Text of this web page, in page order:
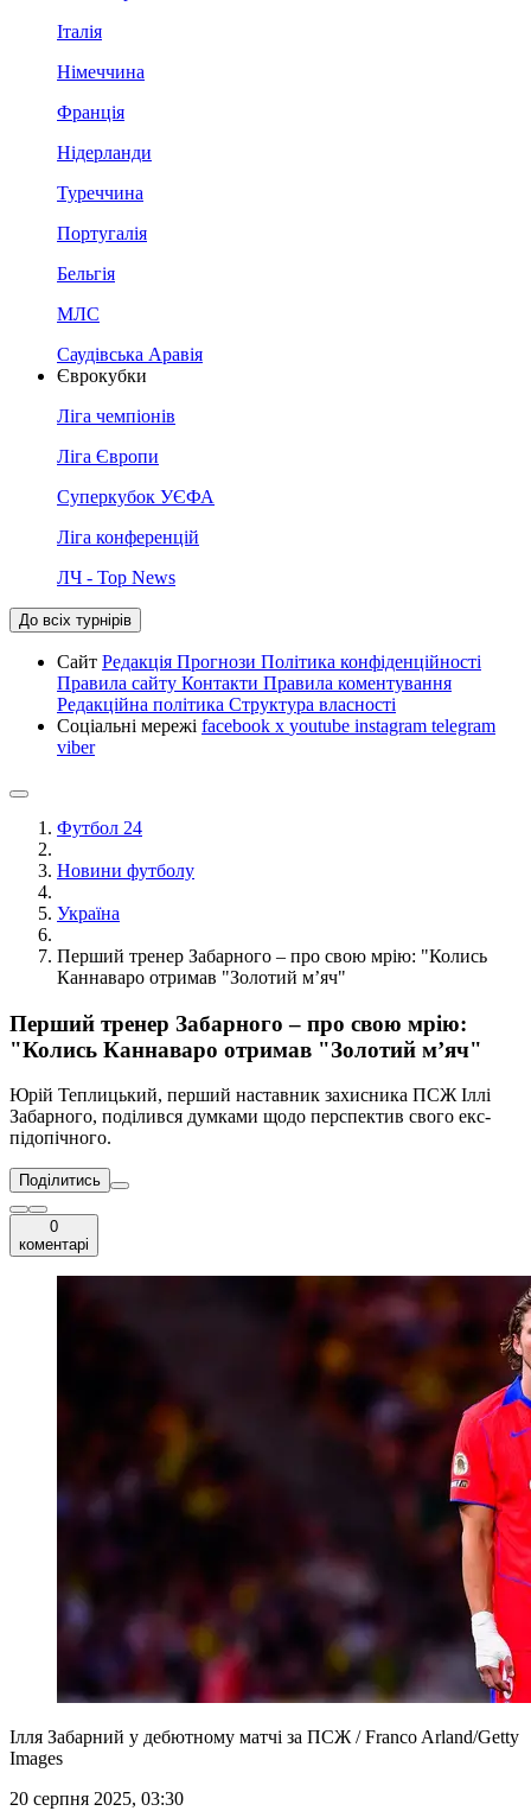
Італія
Німеччина
Франція
Нідерланди
Туреччина
Португалія
Бельгія
МЛС
Саудівська Аравія
Єврокубки
Ліга чемпіонів
Ліга Європи
Суперкубок УЄФА
Ліга конференцій
ЛЧ - Top News
До всіх турнірів
Сайт Редакція Прогнози Політика конфіденційності
Правила сайту Контакти Правила коментування
Редакційна політика Структура власності
Соціальні мережі facebook x youtube instagram telegram
viber
Футбол 24
Новини футболу
Україна
Перший тренер Забарного – про свою мрію: "Колись
Каннаваро отримав "Золотий м’яч"
Перший тренер Забарного – про свою мрію:
"Колись Каннаваро отримав "Золотий м’яч"
Юрій Теплицький, перший наставник захисника ПСЖ Іллі
Забарного, поділився думками щодо перспектив свого екс-
підопічного.
Поділитись
0
коментарі
Ілля Забарний у дебютному матчі за ПСЖ / Franco Arland/Getty
Images
20 серпня 2025, 03:30